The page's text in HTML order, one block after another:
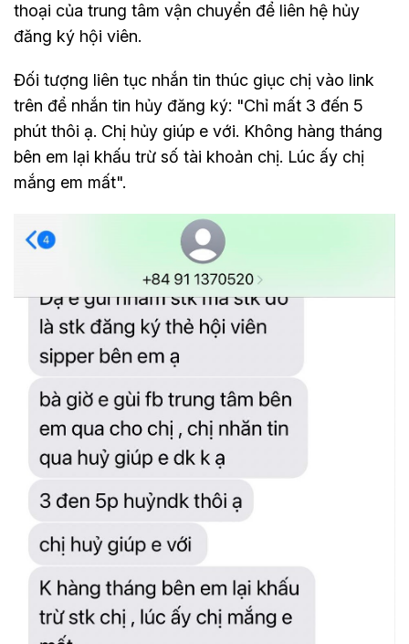
thoại của trung tâm vận chuyển để liên hệ hủy
đăng ký hội viên.
Đối tượng liên tục nhắn tin thúc giục chị vào link
trên để nhắn tin hủy đăng ký: "Chỉ mất 3 đến 5
phút thôi ạ. Chị hủy giúp e với. Không hàng tháng
bên em lại khấu trừ số tài khoản chị. Lúc ấy chị
mắng em mất".